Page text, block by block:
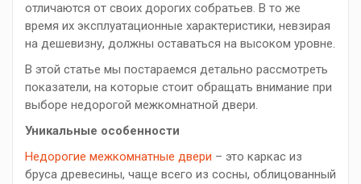
отличаются от своих дорогих собратьев. В то же
время их эксплуатационные характеристики, невзирая
на дешевизну, должны оставаться на высоком уровне.
В этой статье мы постараемся детально рассмотреть
показатели, на которые стоит обращать внимание при
выборе недорогой межкомнатной двери.
Уникальные особенности
Недорогие межкомнатные двери – это каркас из
бруса древесины, чаще всего из сосны, облицованный